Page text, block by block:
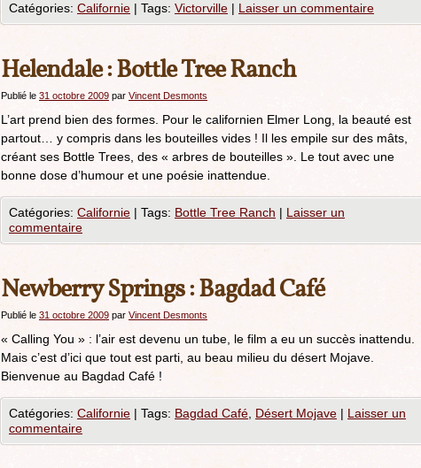
Catégories: Californie | Tags: Victorville | Laisser un commentaire
Helendale : Bottle Tree Ranch
Publié le 31 octobre 2009 par Vincent Desmonts
L’art prend bien des formes. Pour le californien Elmer Long, la beauté est
partout… y compris dans les bouteilles vides ! Il les empile sur des mâts,
créant ses Bottle Trees, des « arbres de bouteilles ». Le tout avec une
bonne dose d’humour et une poésie inattendue.
Catégories: Californie | Tags: Bottle Tree Ranch | Laisser un
commentaire
Newberry Springs : Bagdad Café
Publié le 31 octobre 2009 par Vincent Desmonts
« Calling You » : l’air est devenu un tube, le film a eu un succès inattendu.
Mais c’est d’ici que tout est parti, au beau milieu du désert Mojave.
Bienvenue au Bagdad Café !
Catégories: Californie | Tags: Bagdad Café Désert Mojave | Laisser un
commentaire